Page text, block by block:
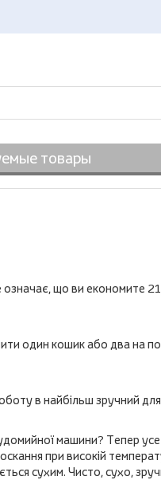
товары
що ви економите
один кошик або два на
в найбільш зручний
машини? Тепер
при високій
сухим. Чисто, сухо,